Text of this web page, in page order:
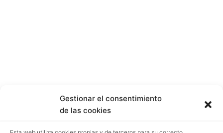
Gestionar el consentimiento
de las cookies